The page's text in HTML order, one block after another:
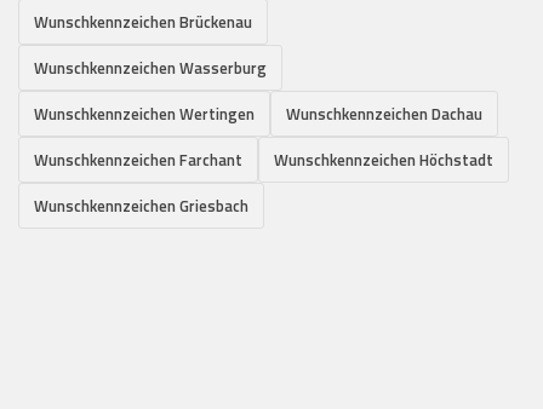
Wunschkennzeichen Brückenau
Wunschkennzeichen Wasserburg
Wunschkennzeichen Wertingen
Wunschkennzeichen Dachau
Wunschkennzeichen Farchant
Wunschkennzeichen Höchstadt
Wunschkennzeichen Griesbach